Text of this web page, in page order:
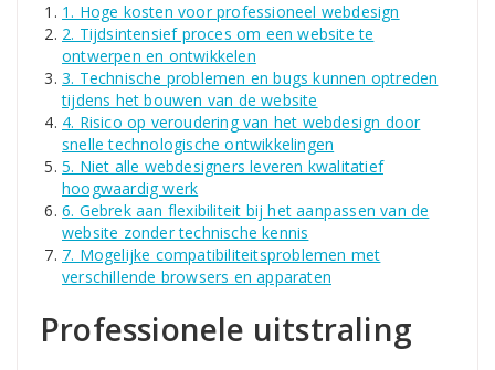
1. Hoge kosten voor professioneel webdesign
2. Tijdsintensief proces om een website te
ontwerpen en ontwikkelen
3. Technische problemen en bugs kunnen optreden
tijdens het bouwen van de website
4. Risico op veroudering van het webdesign door
snelle technologische ontwikkelingen
5. Niet alle webdesigners leveren kwalitatief
hoogwaardig werk
6. Gebrek aan flexibiliteit bij het aanpassen van de
website zonder technische kennis
7. Mogelijke compatibiliteitsproblemen met
verschillende browsers en apparaten
Professionele uitstraling